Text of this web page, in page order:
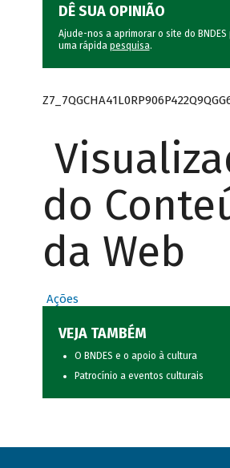
DÊ SUA OPINIÃO
Ajude-nos a aprimorar o site do
uma rápida pesquisa.
do
da Web
Ações
VEJA TAMBÉM
O BNDES e o apoio à cultura
Patrocínio a eventos culturais